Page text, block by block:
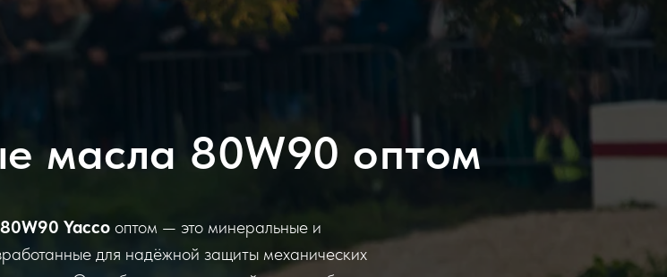
масла 80W90 оптом
80W90 Yacco оптом — это минеральные и
для надёжной защиты механических